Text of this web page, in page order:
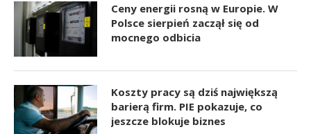
Ceny energii rosną w Europie. W
Polsce sierpień zaczął się od
mocnego odbicia
Koszty pracy są dziś największą
barierą firm. PIE pokazuje, co
jeszcze blokuje biznes